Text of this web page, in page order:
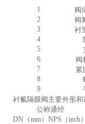
1
阀
2
阀
3
衬
4
5
6
阀
7
紧
8
9
衬氟隔膜阀主要外形和
公称通经
DN（mm） NPS（inch